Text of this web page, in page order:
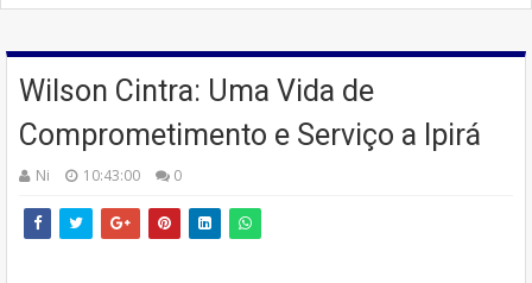
Wilson Cintra: Uma Vida de
Comprometimento e Serviço a Ipirá
Ni 10:43:00 0